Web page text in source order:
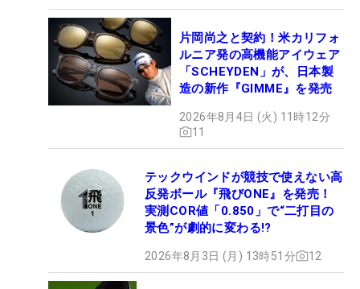
片岡尚之と契約！米カリフォ
ルニア発の高機能アイウェア
「SCHEYDEN」が、日本製
造の新作『GIMME』を発売
2026年8月4日 (火) 11時12分
11
テックウインドが競技で使えない高
反発ボール『飛びONE』を発売！
実測COR値「0.850」で“二打目の
景色”が劇的に変わる!?
2026年8月3日 (月) 13時51分 12